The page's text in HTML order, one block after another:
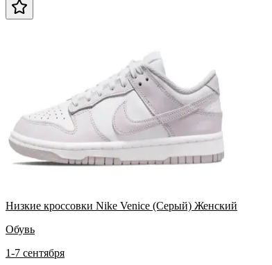
Низкие кроссовки Nike Venice (Серый) Женский
Обувь
1-7 сентября